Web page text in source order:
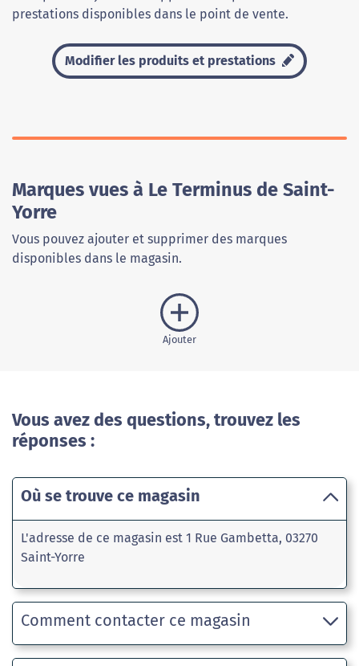
prestations disponibles dans le point de vente.
Modifier les produits et prestations
Marques vues à Le Terminus de Saint-
Yorre
Vous pouvez ajouter et supprimer des marques
disponibles dans le magasin.
Ajouter
Vous avez des questions, trouvez les
réponses :
Où se trouve ce magasin
L'adresse de ce magasin est 1 Rue Gambetta, 03270
Saint-Yorre
Comment contacter ce magasin